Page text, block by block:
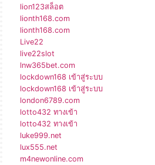
lion123สล็อต
lionth168.com
lionth168.com
Live22
live22slot
lnw365bet.com
lockdown168 เข้าสู่ระบบ
lockdown168 เข้าสู่ระบบ
london6789.com
lotto432 ทางเข้า
lotto432 ทางเข้า
luke999.net
lux555.net
m4newonline.com